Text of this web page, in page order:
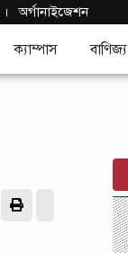
। অর্গানাইজেশন
ক্যাম্পাস বাণিজ্য